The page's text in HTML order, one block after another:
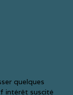
quelques
intérêt suscité